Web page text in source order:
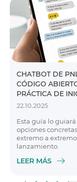
CHATBOT DE
CÓDIGO
PRÁCTICA DE
22.10.2025
Esta guía lo
opciones
extremo a
lanzamiento.
LEER MÁS